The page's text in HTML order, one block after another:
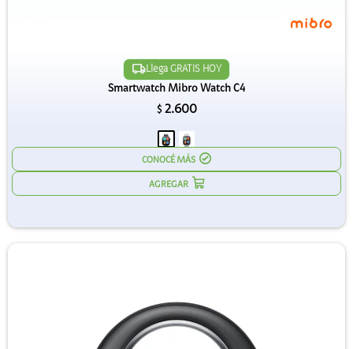
Llega GRATIS HOY
Smartwatch Mibro Watch C4
$ 2.600
CONOCÉ MÁS